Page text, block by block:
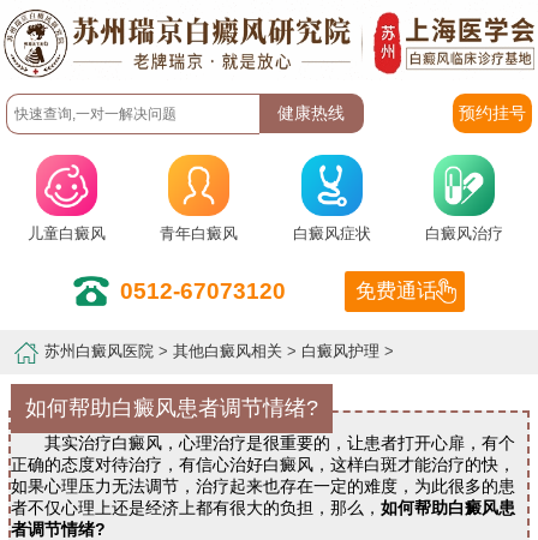
预约挂号
儿童白癜风 青年白癜风 白癜风症状 白癜风治疗
0512-67073120 免费通话
苏州白癜风医院 >其他白癜风相关 > 白癜风护理 >
如何帮助白癜风患者调节情绪?
其实治疗白癜风，心理治疗是很重要的，让患者打开心扉，有个
正确的态度对待治疗，有信心治好白癜风，这样白斑才能治疗的快，
如果心理压力无法调节，治疗起来也存在一定的难度，为此很多的患
者不仅心理上还是经济上都有很大的负担，那么， 如何帮助白癜风患
者调节情绪?